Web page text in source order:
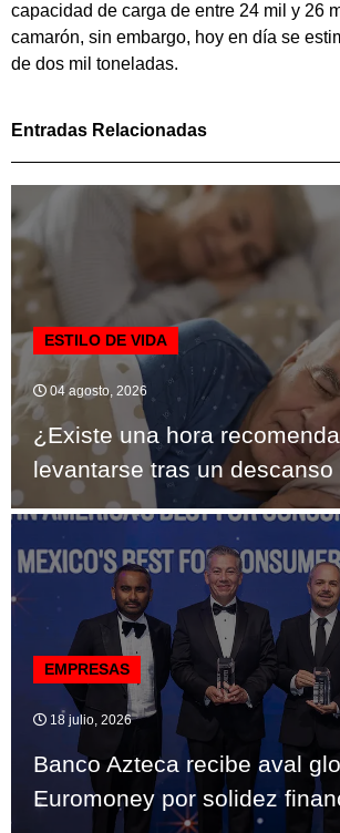
capacidad de carga de entre 24 mil y 26
camarón, sin embargo, hoy en día se
de dos mil toneladas.
Entradas Relacionadas
ESTILO DE VIDA
04 agosto, 2026
¿Existe una hora
levantarse tras un descanso
EMPRESAS
18 julio, 2026
Banco Azteca recibe aval
Euromoney por solidez